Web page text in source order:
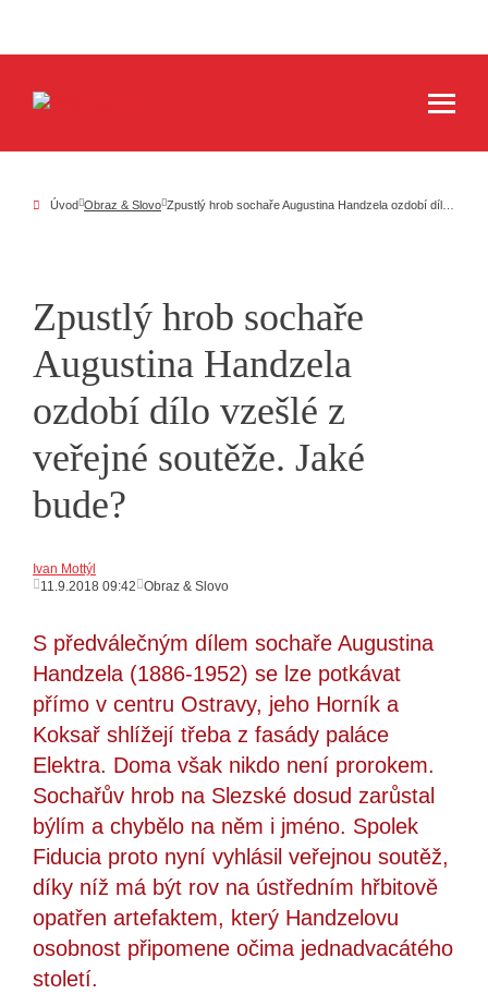
Úvod Obraz & Slovo
Zpustlý hrob sochaře
Augustina Handzela
ozdobí dílo vzešlé z
veřejné soutěže. Jaké
bude?
Ivan Mottýl
11.9.2018 09:42 Obraz & Slovo
S předválečným dílem sochaře Augustina
Handzela (1886-1952) se lze potkávat
přímo v centru Ostravy, jeho Horník a
Koksař shlížejí třeba z fasády paláce
Elektra. Doma však nikdo není prorokem.
Sochařův hrob na Slezské dosud zarůstal
býlím a chybělo na něm i jméno. Spolek
Fiducia proto nyní vyhlásil veřejnou soutěž,
díky níž má být rov na ústředním hřbitově
opatřen artefaktem, který Handzelovu
osobnost připomene očima jednadvacátého
století.